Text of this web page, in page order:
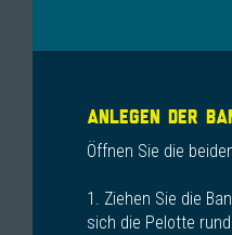
ANLEGEN DER
Öffnen Sie die
1. Ziehen Sie die
sich die Pelotte